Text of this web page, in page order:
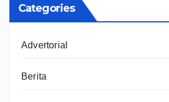
Categories
Advertorial
Berita